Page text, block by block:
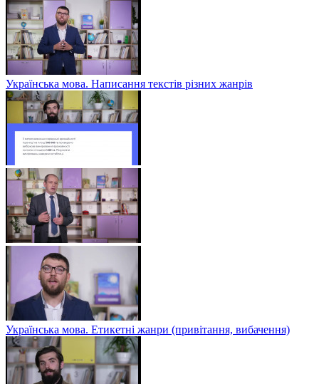
Українська мова. Написання текстів різних жанрів
Українська мова. Етикетні жанри (привітання, вибачення)